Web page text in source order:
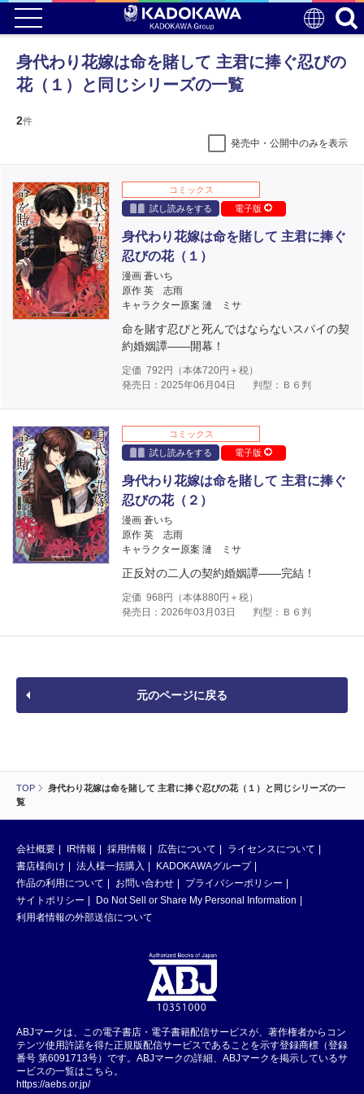
TOP
身代わり花嫁は命を賭して 主君に捧ぐ忍びの花（１）と同じシリーズの一
覧
身代わり花嫁は命を賭して 主君に捧ぐ忍びの
花（１）と同じシリーズの一覧
2件
発売中・公開中のみを表示
コミックス
試し読みをする
電子版
身代わり花嫁は命を賭して 主君に捧ぐ
忍びの花（１）
漫画 蒼いち
原作 英 志雨
キャラクター原案 漣 ミサ
命を賭す忍びと死んではならないスパイの契
約婚姻譚――開幕！
定価 792 円（本体720円＋税）
発売日：2025年06月04日
判型：Ｂ６判
コミックス
試し読みをする
電子版
身代わり花嫁は命を賭して 主君に捧ぐ
忍びの花（２）
漫画 蒼いち
原作 英 志雨
キャラクター原案 漣 ミサ
正反対の二人の契約婚姻譚――完結！
定価 968 円（本体880円＋税）
発売日：2026年03月03日
判型：Ｂ６判
元のページに戻る
会社概要 IR情報 採用情報 広告について
ライセンスについて
書店様向け
法人様一括購入
KADOKAWAグループ
作品の利用について
お問い合わせ
プライバシーポリシー
サイトポリシー
Do Not Sell or Share My Personal Information
利用者情報の外部送信について
ABJマークは、この電子書店・電子書籍配信サービスが、著作権者からコン
テンツ使用許諾を得た正規版配信サービスであることを示す登録商標（登録
番号 第6091713号）です。ABJマークの詳細、ABJマークを掲示しているサ
ービスの一覧はこちら。
https://aebs.or.jp/